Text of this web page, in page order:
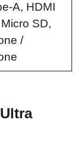
A, HDMI
SD,
/